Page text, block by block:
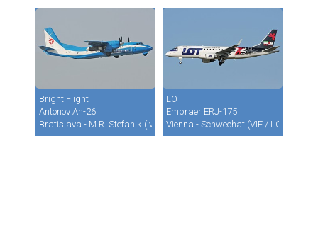
Bright Flight
Antonov An-26
Bratislava - M.R. Stefanik (Ivanka) (BTS / LZIB)
LOT
Embraer ERJ-175
Vienna - Schwechat (VIE / LOWW)